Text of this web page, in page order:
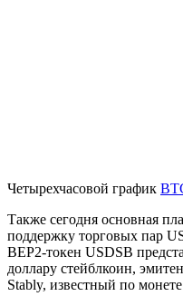
Четырехчасовой график
Также сегодня основная
поддержку торговых пар
BEP2-токен USDSB
доллару стейблкоин,
Stably, известный по